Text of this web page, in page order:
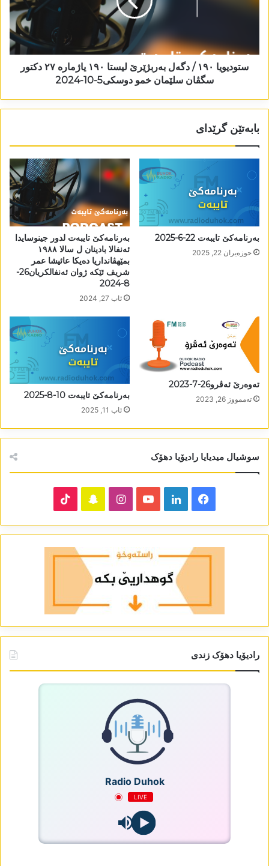
ستودیویا ١٩٠ / دگەل بەربژێرێ لیستا ١٩٠ یاژمارە ٢٧ دکتور
سگڤان سلێمان خمو دوسکی5-10-2024
بابەتێن گرێدای
بەرنامەکێ تایبەت 22-6-2025
حوزه‌یران 22, 2025
بەرنامەکێ تایبەت لدور جینوسایدا
ئەنفالا بادینان ل سالا ١٩٨٨
بمێھڤانداریا دەیکا عائیشا عمر
شریف ئێکە ژوان ئەنفالکریان26-
8-2024
ئاب 27, 2024
تەوەرێ ئەڤرو26-7-2023
تەممووز 26, 2023 بەرنامەکێ تایبەت 10-8-2025
ئاب 11, 2025
سوشیال میدیایا رادیۆیا دھۆک
Facebook
LinkedIn
YouTube
Instagram
Snapchat
رادیۆیا دھۆک زندی
Radio Duhok
LIVE